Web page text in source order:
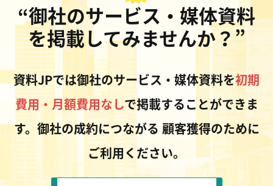
“御社のサービス・媒体資料
を掲載してみませんか？”
資料JPでは御社のサービス・媒体資料を初期
費用・月額費用なしで掲載することができま
す。御社の成約につながる 顧客獲得のために
ご利用ください。